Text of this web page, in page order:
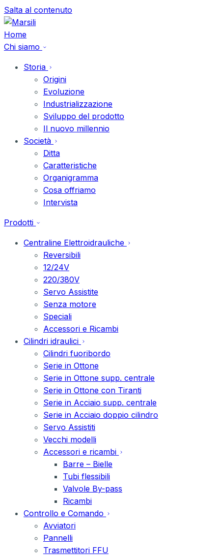
Vai
al
contenuto
Salta al contenuto
Home
Chi siamo
Storia
Origini
Evoluzione
Industrializzazione
Sviluppo del prodotto
Il nuovo millennio
Società
Ditta
Caratteristiche
Organigramma
Cosa offriamo
Intervista
Prodotti
Centraline Elettroidrauliche
Reversibili
12/24V
220/380V
Servo Assistite
Senza motore
Speciali
Accessori e Ricambi
Cilindri idraulici
Cilindri fuoribordo
Serie in Ottone
Serie in Ottone supp. centrale
Serie in Ottone con Tiranti
Serie in Acciaio supp. centrale
Serie in Acciaio doppio cilindro
Servo Assistiti
Vecchi modelli
Accessori e ricambi
Barre – Bielle
Tubi flessibili
Valvole By-pass
Ricambi
Controllo e Comando
Avviatori
Pannelli
Trasmettitori FFU